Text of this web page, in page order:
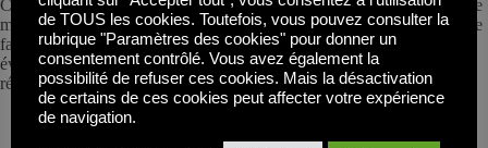
Chromebooks. En outre, les solutions de bureau virtuel permettent une
meilleure utilisation des ressources, ce qui permet aux organisations de
faire évoluer leur infrastructure en fonction de la demande. Cette
évolutivité élimine le besoin de surprovisionnement, ce qui permet de
réaliser des économies et d'améliorer l'efficacité.
Gestion et contrôle centralisés
de TOUS les cookies. Toutefois, vous pouvez consulter la
rubrique "Paramètres des cookies" pour donner un
consentement contrôlé. Vous avez également la
possibilité de refuser ces cookies. Mais la désactivation
de certains de ces cookies peut affecter votre expérience
de navigation.